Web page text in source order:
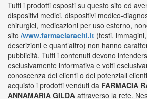
Tutti i prodotti esposti su questo sito ed
dispositivi medici, dispositivi medico-
chirurgici, medicazioni per uso esterno,
sito /www.farmaciaraciti.it (testi,
descrizioni e quant’altro) non hanno
pubblicità. Tutti i contenuti devono
esclusivamente informativa e volti
conoscenza dei clienti o dei potenziali
acquisto i prodotti venduti da FARMACIA
ANNAMARIA GILDA attraverso la rete.